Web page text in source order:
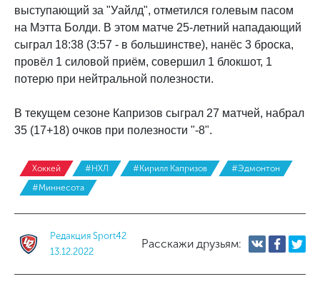
выступающий за "Уайлд", отметился голевым пасом
на Мэтта Болди. В этом матче 25-летний нападающий
сыграл 18:38 (3:57 - в большинстве), нанёс 3 броска,
провёл 1 силовой приём, совершил 1 блокшот, 1
потерю при нейтральной полезности.
В текущем сезоне Капризов сыграл 27 матчей, набрал
35 (17+18) очков при полезности "-8".
Хоккей #НХЛ #Кирилл Капризов
#Эдмонтон
#Миннесота
Редакция Sport42
13.12.2022
Расскажи друзьям: